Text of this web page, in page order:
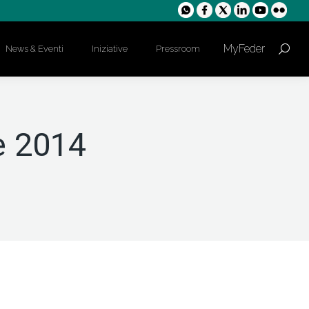
News & Eventi Iniziative Pressroom MyFeder Cerca:
2014